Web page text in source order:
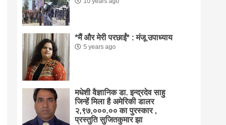
*मैं और मेरी परछाईं* : मंजू उपाध्याय
5 years ago
मधेशी वैज्ञानिक डा. इन्द्रदेव साहु
जिन्हें मिला है अमेरिकी डालर
२,९७,०००.०० का पुरस्कार ,
प्रस्तुति सुजितकुमार झा